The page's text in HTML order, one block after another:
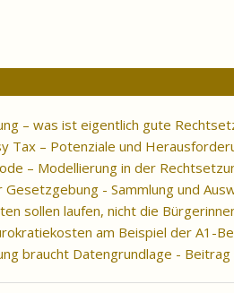
– was ist eigentlich gute
Tax – Potenziale und
– Modellierung in der
Gesetzgebung - Sammlung und
sollen laufen, nicht die
am Beispiel der A1-
braucht Datengrundlage -